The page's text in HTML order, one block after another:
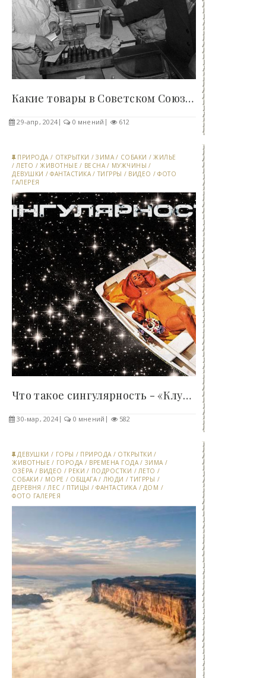
Какие товары в Советском Союзе были дефицитными -..
29-апр, 2024 0 мнений 612
ПРИРОДА / ОТКРЫТКИ /ЗИМА / СОБАКИ /ЖИЛЬЕ
/ЛЕТО /ЖИВОТНЫЕ / ВЕСНА / МУЖЧИНЫ /
ДЕВУШКИ /ФАНТАСТИКА / ТИГРРЫ / ВИДЕО /ФОТО
ГАЛЕРЕЯ
Что такое сингулярность - «Клуб - Юмора»..
30-мар, 2024 0 мнений 582
ДЕВУШКИ / ГОРЫ / ПРИРОДА / ОТКРЫТКИ /
ЖИВОТНЫЕ / ГОРОДА / ВРЕМЕНА ГОДА / ЗИМА /
ОЗЁРА / ВИДЕО / РЕКИ / ПОДРОСТКИ / ЛЕТО /
СОБАКИ / МОРЕ / ОБЩАГА / ЛЮДИ /ТИГРРЫ /
ДЕРЕВНЯ /ЛЕС / ПТИЦЫ /ФАНТАСТИКА / ДОМ /
ФОТО ГАЛЕРЕЯ